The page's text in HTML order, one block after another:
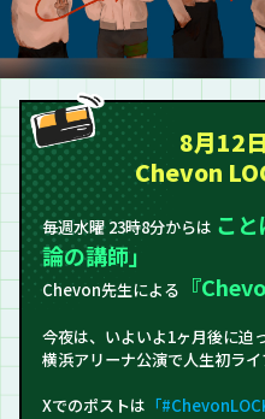
8月12
Chevon
毎週水曜 23時8分からは こ
論の講師」
Chevon先生による 『
今夜は、いよいよ1ヶ月後に迫
横浜アリーナ公演で人生初ラ
Xでのポストは 「